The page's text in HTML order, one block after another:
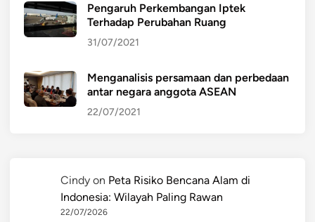
Pengaruh Perkembangan Iptek
Terhadap Perubahan Ruang
31/07/2021
Menganalisis persamaan dan perbedaan
antar negara anggota ASEAN
22/07/2021
Cindy on Peta Risiko Bencana Alam di
Indonesia: Wilayah Paling Rawan
22/07/2026